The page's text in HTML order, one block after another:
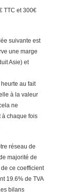
TTC et 300€
suivante est
une marge
Asie) et
au fait
à la valeur
ne
à chaque fois
réseau de
majorité de
ce coefficient
19.6% de TVA
bilans